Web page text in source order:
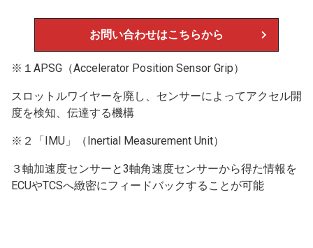
お問い合わせはこちらから
※１APSG（Accelerator Position Sensor Grip）
スロットルワイヤーを廃し、センサーによってアクセル開
度を検知、伝達する機構
※２「IMU」（Inertial Measurement Unit）
３軸加速度センサーと3軸角速度センサーから得た情報を
ECUやTCSへ緻密にフィードバックすることが可能